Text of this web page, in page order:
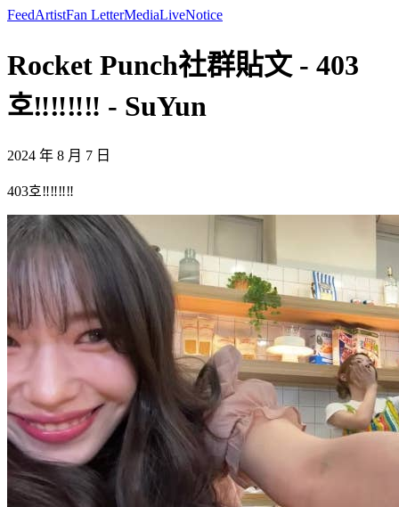
FeedArtistFan LetterMediaLiveNotice
Rocket Punch社群貼文 - 403
호‼️‼️‼️‼️ - SuYun
2024 年 8 月 7 日
403호‼️‼️‼️‼️